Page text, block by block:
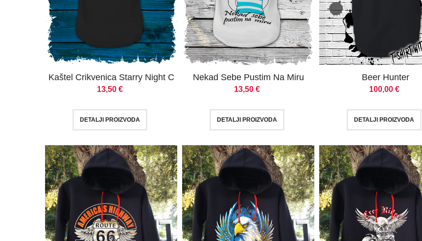
Kaštel Crikvenica Starry Night C
13,50 €
DETALJI PROIZVODA
Nekad Sebe Pustim Na Miru
13,50 €
DETALJI PROIZVODA
Beer Hunter
100,00€
DETALJI PROIZVODA